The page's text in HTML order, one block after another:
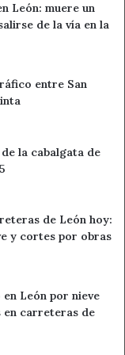
León: muere un
de la vía en la
entre San
la cabalgata de
de León hoy:
y cortes por obras
León por nieve
en carreteras de